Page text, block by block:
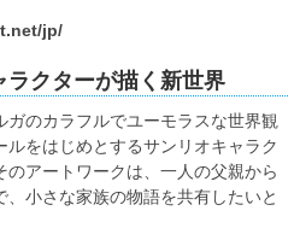
jp/
ラクターが描く新世界
のカラフルでユーモラスな世界観
をはじめとするサンリオキャラク
のアートワークは、一人の父親から
小さな家族の物語を共有したいと